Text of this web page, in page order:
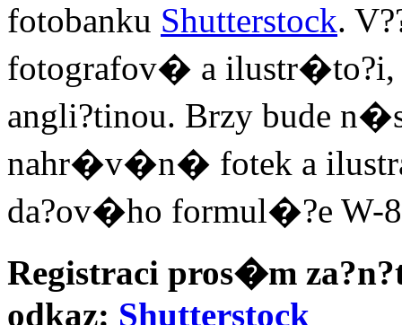
fotobanku Shutterstock.
fotografov� a
angli?tinou. Brzy bude
nahr�v�n� fotek a
da?ov�ho formul�?e W-
Registraci pros�m
odkaz: Shutterstock